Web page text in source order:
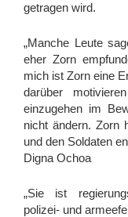
Mensaje de Gloria
Mexiko und seine
News zu Jacobo
Nota de La Jornada
Rechtliche
Termine
Was ist das?
getragen wird.
„Manche Leute
eher Zorn
mich ist Zorn eine
darüber
einzugehen im
nicht ändern. Zorn
und den Soldaten
Digna Ochoa
„Sie ist
polizei- und